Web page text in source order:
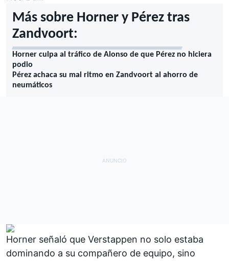
Más sobre Horner y Pérez tras
Zandvoort:
Horner culpa al tráfico de Alonso de que Pérez no hiciera
podio
Pérez achaca su mal ritmo en Zandvoort al ahorro de
neumáticos
Horner señaló que Verstappen no solo estaba
dominando a su compañero de equipo, sino